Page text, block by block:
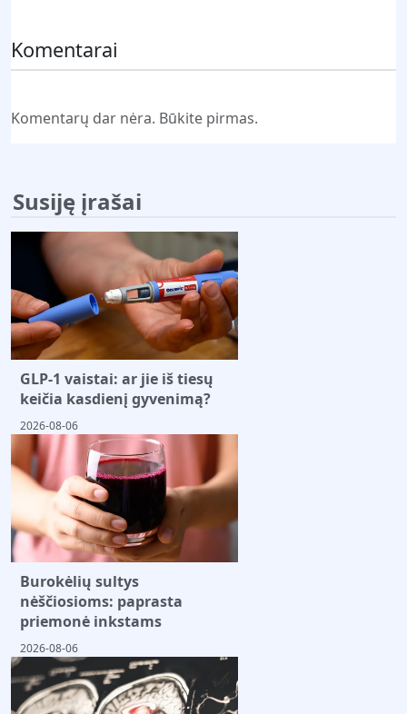
Komentarai
Komentarų dar nėra. Būkite pirmas.
Susiję įrašai
GLP-1 vaistai: ar jie iš tiesų
keičia kasdienį gyvenimą?
2026-08-06
Burokėlių sultys
nėščiosioms: paprasta
priemonė inkstams
2026-08-06